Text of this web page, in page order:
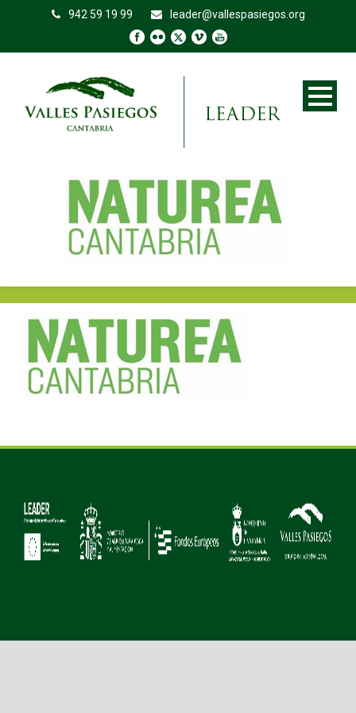
942 59 19 99 leader@vallespasiegos.org